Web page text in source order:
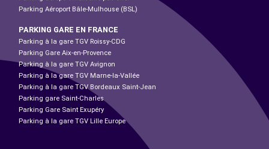
Parking Aéroport Bâle-Mulhouse (BSL)
PARKING GARE EN FRANCE
Parking à la gare TGV Roissy-CDG
Parking Gare Aix-en-Provence
Parking à la gare TGV Avignon
Parking à la gare TGV Marne-la-Vallée
Parking à la gare TGV Bordeaux Saint-Jean
Parking gare Saint-Charles
Parking Gare Saint Exupéry
Parking à la gare TGV Lille Europe